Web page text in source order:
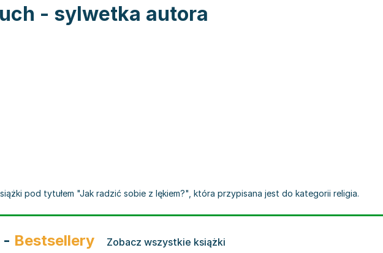
- sylwetka autora
pod tytułem "Jak radzić sobie z lękiem?", która przypisana jest do kategorii religia.
- Bestsellery Zobacz wszystkie książki